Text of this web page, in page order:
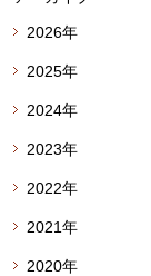
2026年
2025年
2024年
2023年
2022年
2021年
2020年